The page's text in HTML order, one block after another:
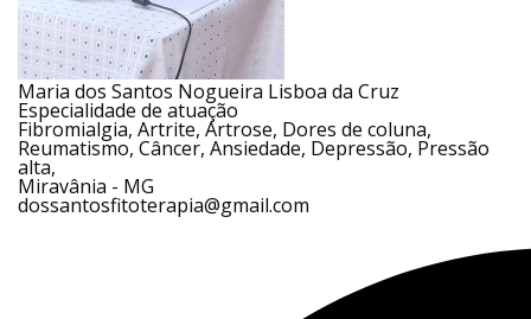
Maria dos Santos Nogueira Lisboa da Cruz
Especialidade de atuação
Fibromialgia, Artrite, Artrose, Dores de coluna,
Reumatismo, Câncer, Ansiedade, Depressão, Pressão
alta,
Miravânia - MG
dossantosfitoterapia@gmail.com